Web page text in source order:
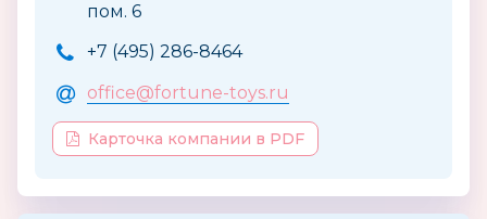
пом. 6
+7 (495) 286-8464
office@fortune-toys.ru
Карточка компании в PDF